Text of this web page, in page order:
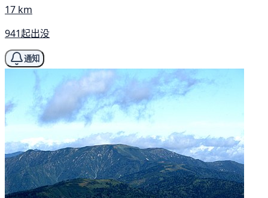
17 km
941起出没
通知